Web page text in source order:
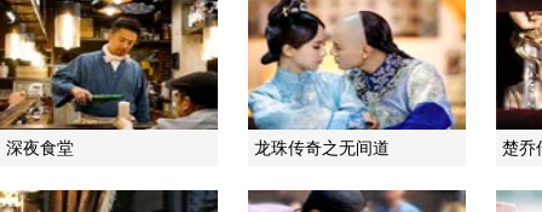
深夜食堂 龙珠传奇之无间道 楚乔